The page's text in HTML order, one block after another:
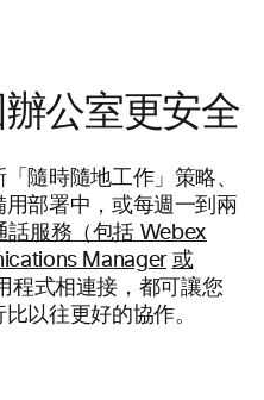
公室更安全
隨時隨地工作」策略、
部署中，或每週一到兩
話服務（包括 Webex
Manager 或
程式相連接，都可讓您
以往更好的協作。